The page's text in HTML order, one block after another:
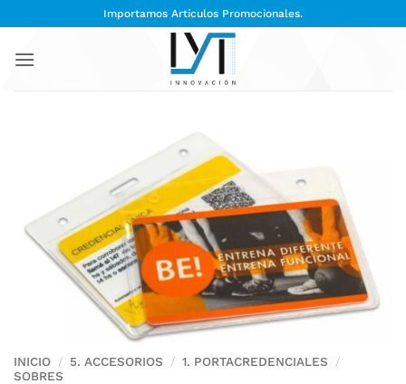
al
contenido
Importamos Artículos Promocionales.
INICIO / 5. ACCESORIOS / 1. PORTACREDENCIALES
/
SOBRES